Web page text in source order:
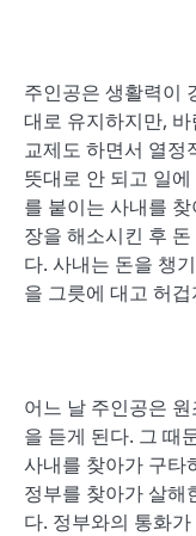
주인공은 생활력이
대로 유지하지만,
교제도 하면서 열정
뜻대로 안 되고 일
를 붙이는 사내를
장을 해소시킨 후
다. 사내는 돈을 챙
을 그릇에 대고 허
어느 날 주인공은
을 듣게 된다. 그 때
사내를 찾아가 구타
정부를 찾아가 살해
다. 정부와의 통화